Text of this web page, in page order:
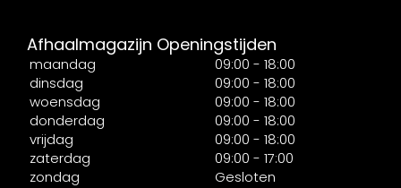
Afhaalmagazijn Openingstijden
maandag
09:00 - 18:00
dinsdag
09:00 - 18:00
woensdag
09:00 - 18:00
donderdag
09:00 - 18:00
vrijdag
09:00 - 18:00
zaterdag
09:00 - 17:00
zondag
Gesloten